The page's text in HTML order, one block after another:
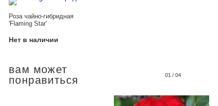
Роза чайно-гибридная
'Flaming Star'
Нет в наличии
вам может
понравиться
01 / 04